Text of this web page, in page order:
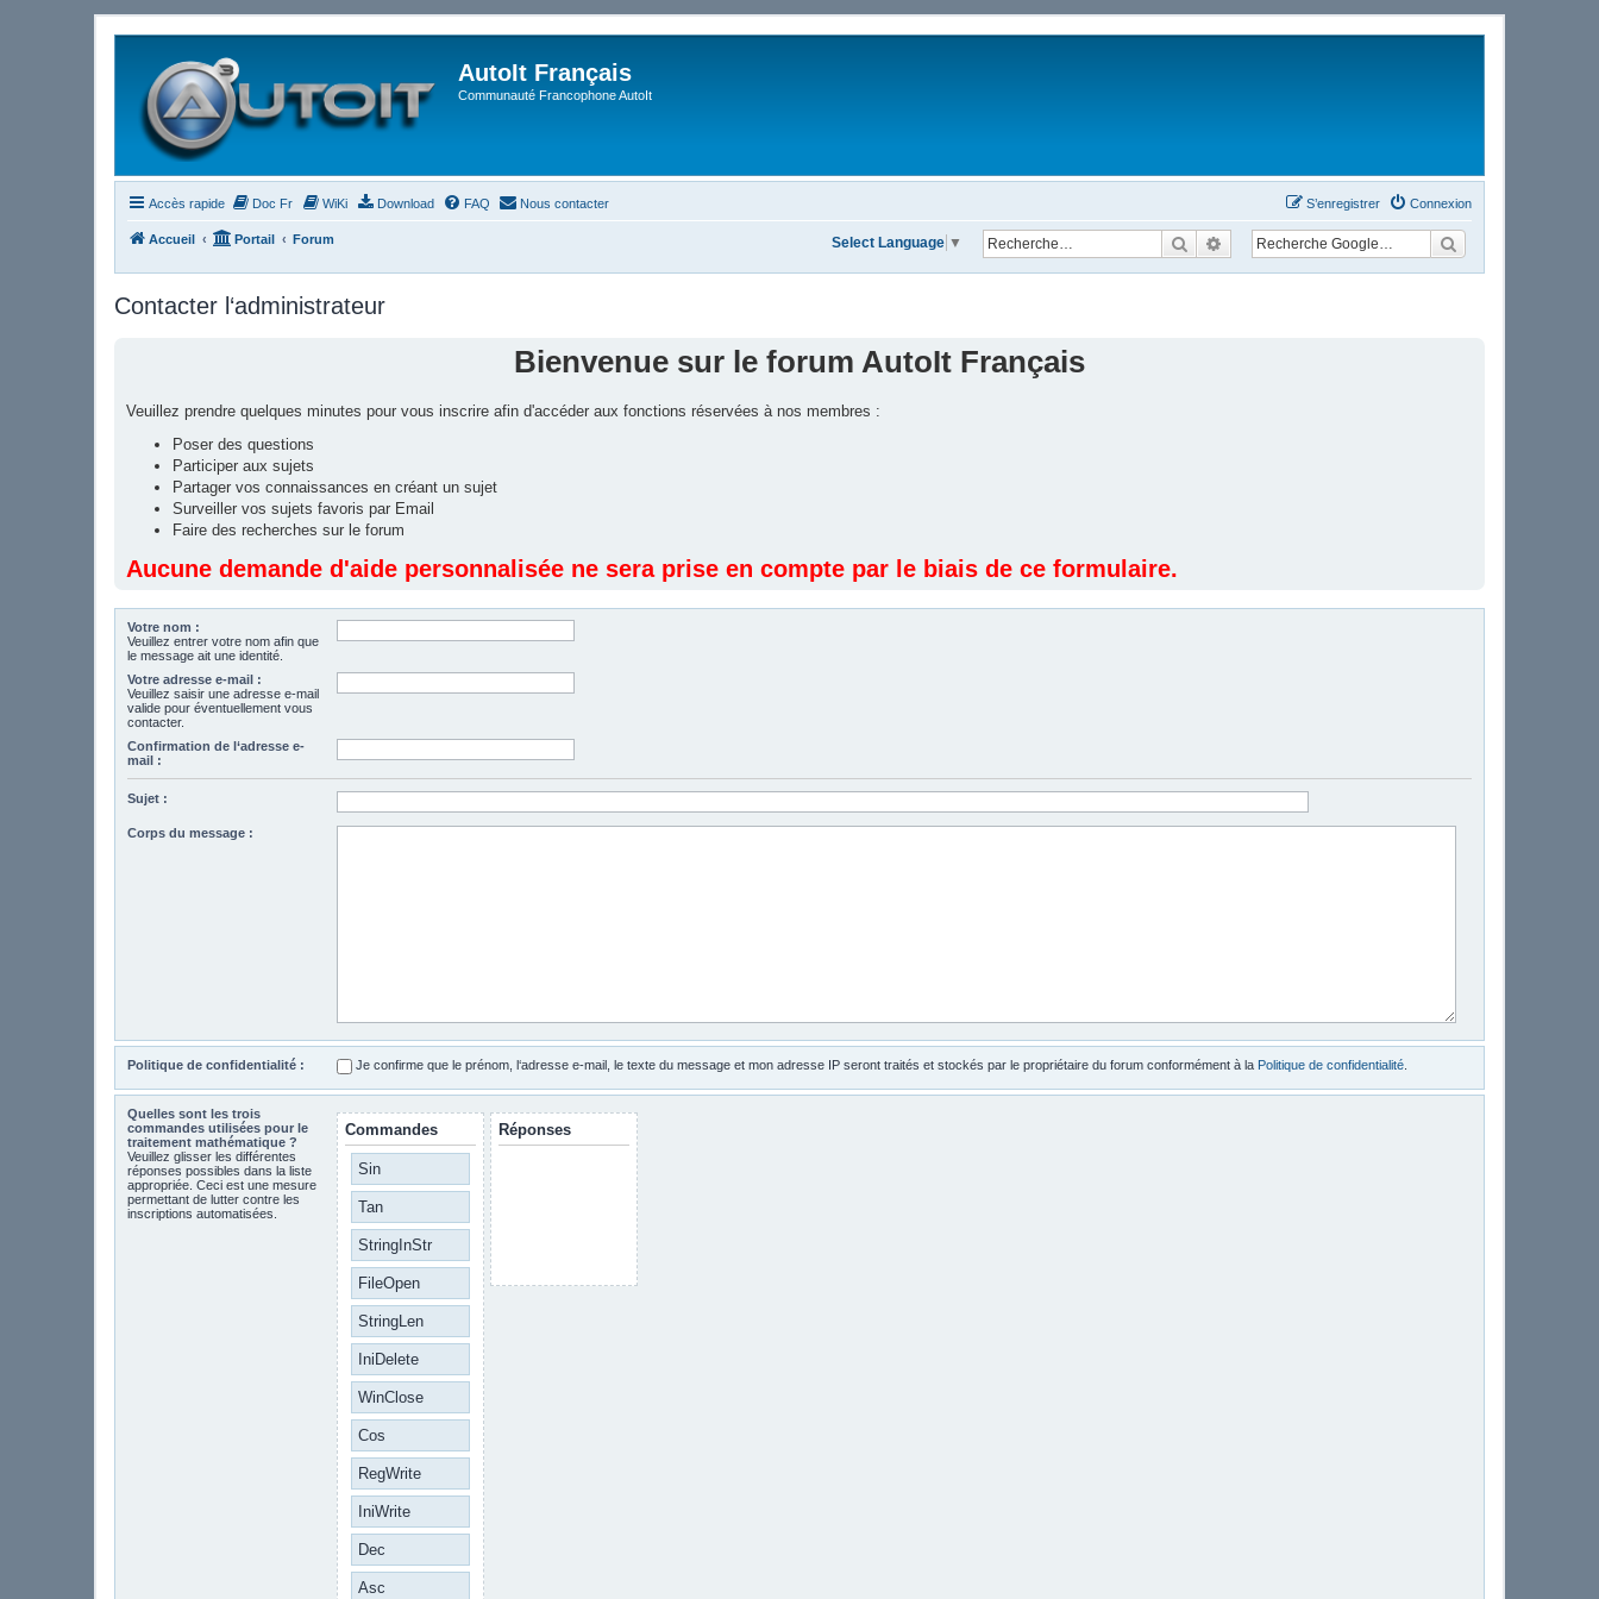
AutoIt Français
Communauté Francophone AutoIt
Accès rapide Doc Fr WiKi Download FAQ Nous contacter Connexion
S’enregistrer
Accueil Portail Forum RechercherRecherche avancée
Select Language ▼
Contacter l‘administrateur
Bienvenue sur le forum AutoIt Français
Veuillez prendre quelques minutes pour vous inscrire afin d'accéder aux fonctions réservées à nos membres :
Poser des questions
Participer aux sujets
Partager vos connaissances en créant un sujet
Surveiller vos sujets favoris par Email
Faire des recherches sur le forum
Aucune demande d'aide personnalisée ne sera prise en compte par le biais de ce formulaire.
Votre nom :
Veuillez entrer votre nom afin que
le message ait une identité.
Votre adresse e-mail :
Veuillez saisir une adresse e-mail
valide pour éventuellement vous
contacter.
Confirmation de l‘adresse e-
mail :
Sujet :
Corps du message :
Politique de confidentialité : Je confirme que le prénom, l‘adresse e-mail, le texte du message et mon adresse IP seront traités et stockés par le propriétaire du forum conformément à la Politique de confidentialité
Quelles sont les trois
commandes utilisées pour le
traitement mathématique ?
Veuillez glisser les différentes
réponses possibles dans la liste
appropriée. Ceci est une mesure
permettant de lutter contre les
inscriptions automatisées.
Commandes
Sin
Tan
StringInStr
FileOpen
StringLen
IniDelete
WinClose
Cos
RegWrite
IniWrite
Dec
Asc
Réponses